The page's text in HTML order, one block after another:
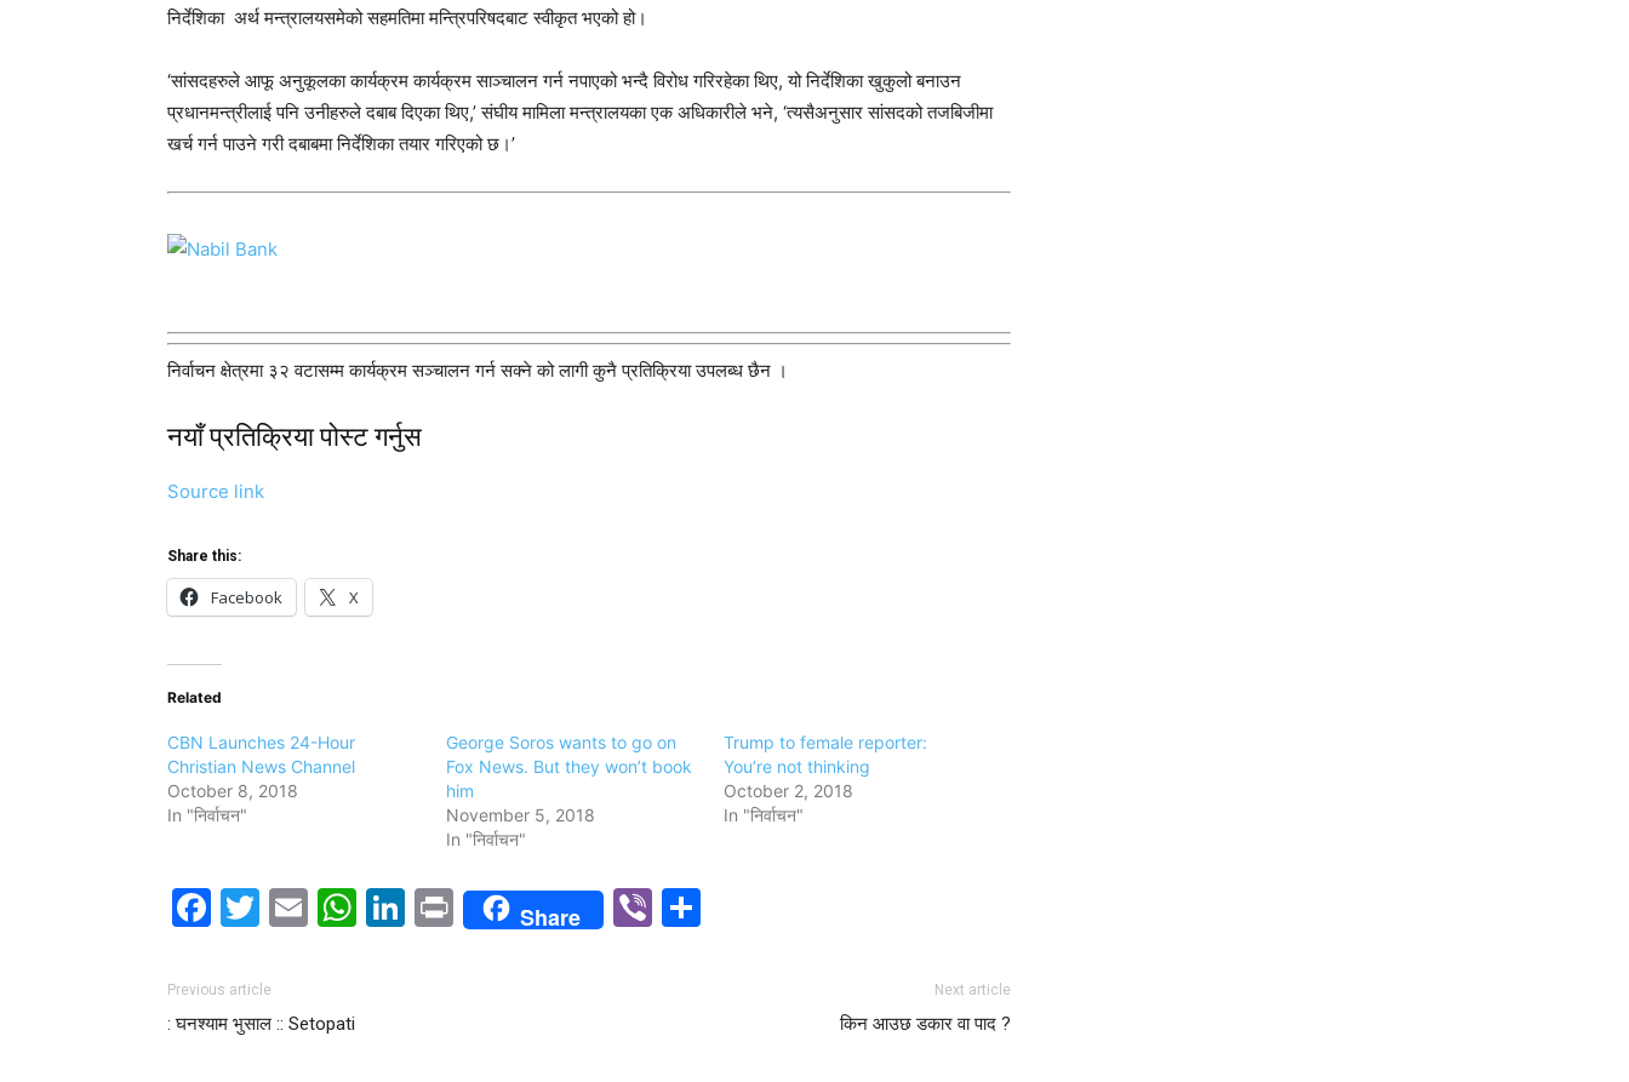
निर्देशिका अर्थ मन्त्रालयसमेको सहमतिमा मन्त्रिपरिषदबाट स्वीकृत भएको हो।
‘सांसदहरुले आफू अनुकूलका कार्यक्रम कार्यक्रम साञ्चालन गर्न नपाएको भन्दै विरोध गरिरहेका थिए, यो निर्देशिका खुकुलो बनाउन
प्रधानमन्त्रीलाई पनि उनीहरुले दबाब दिएका थिए,’ संघीय मामिला मन्त्रालयका एक अधिकारीले भने, ‘त्यसैअनुसार सांसदको तजबिजीमा
खर्च गर्न पाउने गरी दबाबमा निर्देशिका तयार गरिएको छ।’
निर्वाचन क्षेत्रमा ३२ वटासम्म कार्यक्रम सञ्चालन गर्न सक्ने को लागी कुनै प्रतिक्रिया उपलब्ध छैन ।
नयाँ प्रतिक्रिया पोस्ट गर्नुस
Source link
Share this:
Facebook X
Related
CBN Launches 24-Hour
Christian News Channel
October 8, 2018
In "निर्वाचन"
George Soros wants to go on
Fox News. But they won’t book
him
November 5, 2018
In "निर्वाचन"
Trump to female reporter:
You’re not thinking
October 2, 2018
In "निर्वाचन"
Facebook
Twitter
EmailWhatsApp
LinkedIn
PrintShare Viber
Previous article
: घनश्याम भुसाल :: Setopati
Next article
किन आउछ डकार वा पाद ?